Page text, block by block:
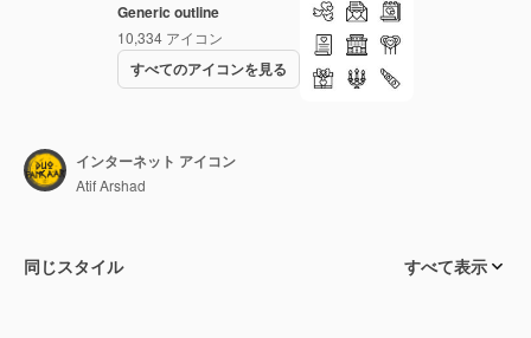
Generic outline
10,334 アイコン
すべてのアイコンを見る
インターネット アイコン
Atif Arshad
同じスタイル すべて表示